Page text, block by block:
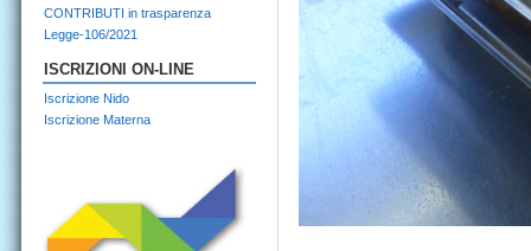
CONTRIBUTI in trasparenza
Legge-106/2021
ISCRIZIONI ON-LINE
Iscrizione Nido
Iscrizione Materna